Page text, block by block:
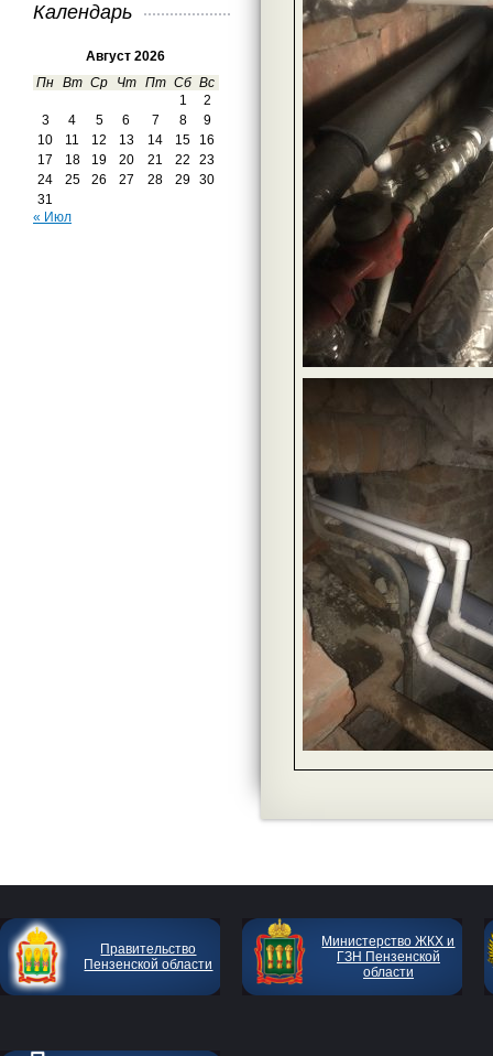
Календарь
Август 2026
Пн Вт Ср Чт Пт Сб Вс
1
2
3
4 5 6 7 8
9
10
11 12 13 14 15
16
17
18 19 20 21 22
23
24
25 26 27 28 29
30
31
« Июл
Правительство
Пензенской области
Министерство ЖКХ и
ГЗН Пензенской
области